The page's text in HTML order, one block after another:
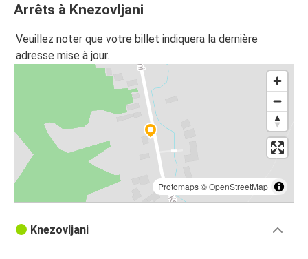
Arrêts à Knezovljani
Veuillez noter que votre billet indiquera la dernière
adresse mise à jour.
Protomaps©OpenStreetMap
Knezovljani